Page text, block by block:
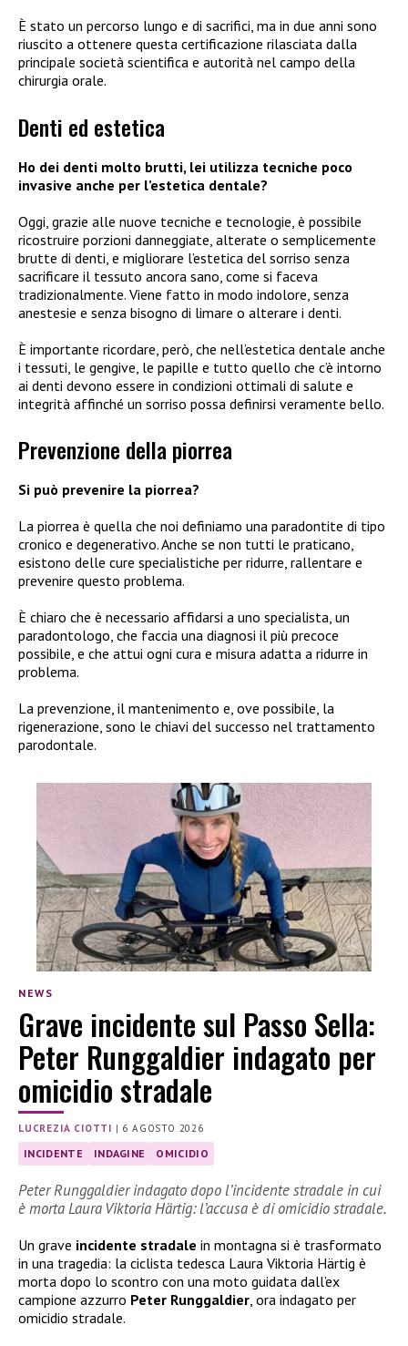
È stato un percorso lungo e di sacrifici, ma in due anni sono
riuscito a ottenere questa certificazione rilasciata dalla
principale società scientifica e autorità nel campo della
chirurgia orale.
Denti ed estetica
Ho dei denti molto brutti, lei utilizza tecniche poco
invasive anche per l’estetica dentale?
Oggi, grazie alle nuove tecniche e tecnologie, è possibile
ricostruire porzioni danneggiate, alterate o semplicemente
brutte di denti, e migliorare l’estetica del sorriso senza
sacrificare il tessuto ancora sano, come si faceva
tradizionalmente. Viene fatto in modo indolore, senza
anestesie e senza bisogno di limare o alterare i denti.
È importante ricordare, però, che nell’estetica dentale anche
i tessuti, le gengive, le papille e tutto quello che c’è intorno
ai denti devono essere in condizioni ottimali di salute e
integrità affinché un sorriso possa definirsi veramente bello.
Prevenzione della piorrea
Si può prevenire la piorrea?
La piorrea è quella che noi definiamo una paradontite di tipo
cronico e degenerativo. Anche se non tutti le praticano,
esistono delle cure specialistiche per ridurre, rallentare e
prevenire questo problema.
È chiaro che è necessario affidarsi a uno specialista, un
paradontologo, che faccia una diagnosi il più precoce
possibile, e che attui ogni cura e misura adatta a ridurre in
problema.
La prevenzione, il mantenimento e, ove possibile, la
rigenerazione, sono le chiavi del successo nel trattamento
parodontale.
NEWS
Grave incidente sul Passo Sella:
Peter Runggaldier indagato per
omicidio stradale
LUCREZIA CIOTTI | 6 AGOSTO 2026
INCIDENTE INDAGINE OMICIDIO
Peter Runggaldier indagato dopo l’incidente stradale in cui
è morta Laura Viktoria Härtig: l’accusa è di omicidio stradale.
Un grave incidente stradale in montagna si è trasformato
in una tragedia: la ciclista tedesca Laura Viktoria Härtig è
morta dopo lo scontro con una moto guidata dall’ex
campione azzurro Peter Runggaldier, ora indagato per
omicidio stradale.